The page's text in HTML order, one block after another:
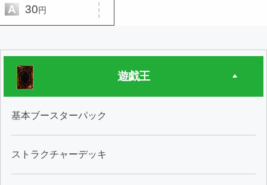
A 30円
遊戯王
基本ブースターパック
ストラクチャーデッキ